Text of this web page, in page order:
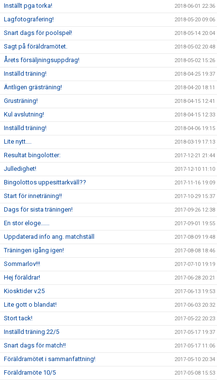
Inställt pga torka! 2018-06-01 22:36
Lagfotografering! 2018-05-20 09:06
Snart dags för poolspel! 2018-05-14 20:04
Sagt på föräldramötet. 2018-05-02 20:48
Årets försäljningsuppdrag! 2018-05-02 15:26
Inställd träning! 2018-04-25 19:37
Äntligen grästräning! 2018-04-20 18:11
Grusträning! 2018-04-15 12:41
Kul avslutning! 2018-04-15 12:33
Inställd träning! 2018-04-06 19:15
Lite nytt.... 2018-03-19 17:13
Resultat bingolotter: 2017-12-21 21:44
Julledighet! 2017-12-10 11:10
Bingolottos uppesittarkväll?? 2017-11-16 19:09
Start för inneträning!! 2017-10-29 15:37
Dags för sista träningen! 2017-09-26 12:38
En stor eloge...... 2017-09-01 19:55
Uppdaterad info ang. matchställ 2017-08-09 19:48
Träningen igång igen! 2017-08-08 18:46
Sommarlov!!! 2017-07-10 19:19
Hej föräldrar! 2017-06-28 20:21
Kiosktider v.25 2017-06-13 19:53
Lite gott o blandat! 2017-06-03 20:32
Stort tack! 2017-05-22 20:23
Inställd träning 22/5 2017-05-17 19:37
Snart dags för match!! 2017-05-17 11:06
Föräldramötet i sammanfattning! 2017-05-10 20:34
Föräldramöte 10/5 2017-05-08 15:53